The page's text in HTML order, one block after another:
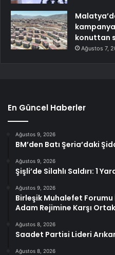
konuttan
Ağustos 7,
En Güncel Haberler
Ağustos 9, 2026
BM’den Batı Şeria’daki
Ağustos 9, 2026
Şişli’de Silahlı Saldırı: 1
Ağustos 9, 2026
Birleşik Muhalefet Forumu
Adam Rejimine Karşı
Ağustos 8, 2026
Saadet Partisi Lideri
Ağustos 8, 2026